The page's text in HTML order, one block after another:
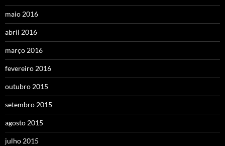
maio 2016
abril 2016
março 2016
fevereiro 2016
outubro 2015
setembro 2015
agosto 2015
julho 2015